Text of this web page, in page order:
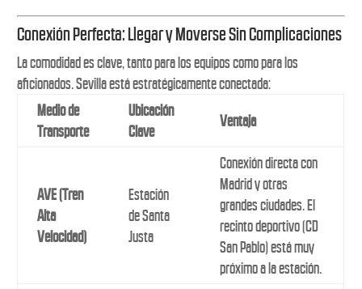
Conexión Perfecta: Llegar y Moverse Sin Complicaciones
La comodidad es clave, tanto para los equipos como para los
aficionados. Sevilla está estratégicamente conectada:
Medio de
Transporte
Ubicación
Clave
Ventaja
AVE (Tren
Alta
Velocidad)
Estación
de Santa
Justa
Conexión directa con
Madrid y otras
grandes ciudades. El
recinto deportivo (CD
San Pablo) está muy
próximo a la estación.